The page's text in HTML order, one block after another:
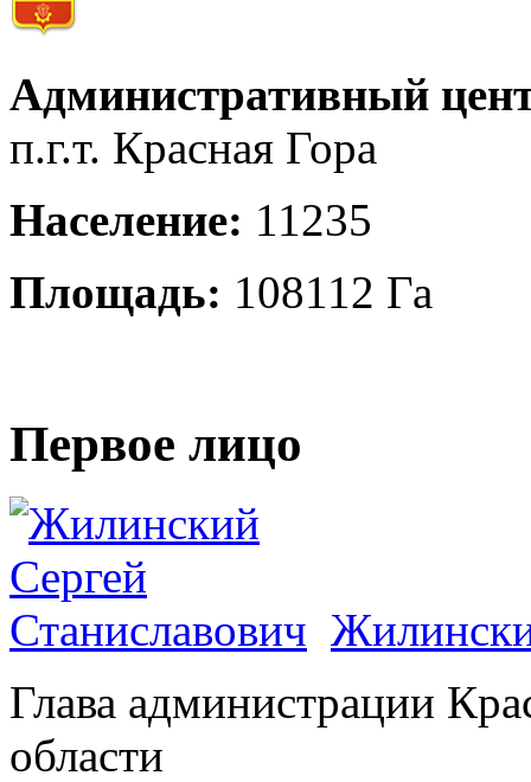
Административный
п.г.т. Красная Гора
Население: 11235
Площадь: 108112 Га
Первое лицо
Глава администрации
области